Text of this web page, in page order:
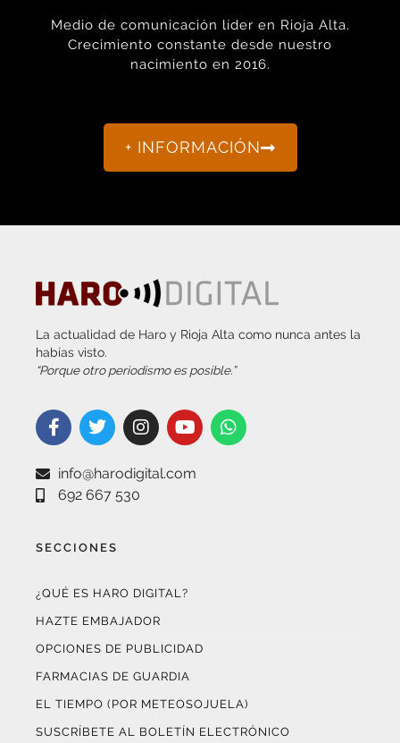
Medio de comunicación líder en Rioja Alta.
Crecimiento constante desde nuestro
nacimiento en 2016.
+ INFORMACIÓN
La actualidad de Haro y Rioja Alta como nunca antes la
habías visto.
“Porque otro periodismo es posible.”
info@harodigital.com
692 667 530
SECCIONES
¿QUÉ ES HARO DIGITAL?
HAZTE EMBAJADOR
OPCIONES DE PUBLICIDAD
FARMACIAS DE GUARDIA
EL TIEMPO (POR METEOSOJUELA)
SUSCRÍBETE AL BOLETÍN ELECTRÓNICO